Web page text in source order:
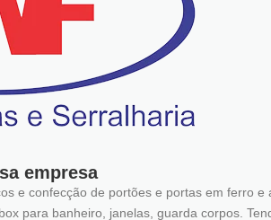
empresa
e confecção de portões e portas em ferro
para banheiro, janelas, guarda corpos.